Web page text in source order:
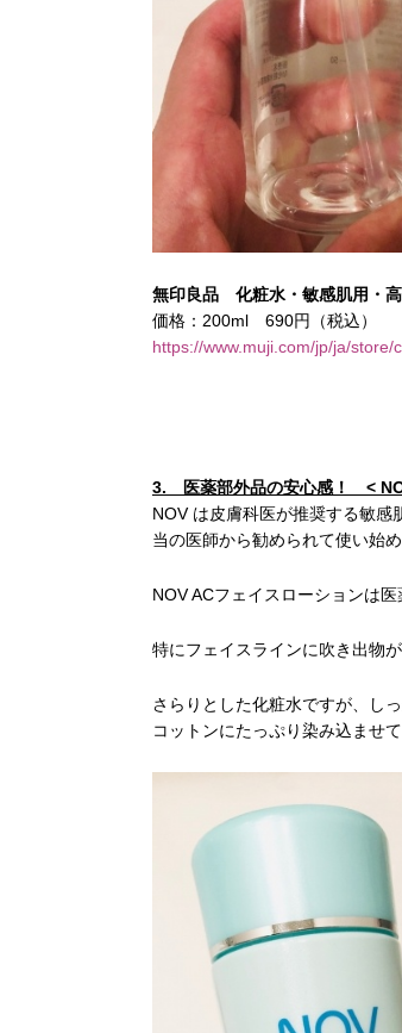
無印良品 化粧水・敏感肌用・
価格：200ml 690円（税込）
https://www.muji.com/jp/ja/store/
3. 医薬部外品の安心感！ <
NOV は皮膚科医が推奨する敏感
当の医師から勧められて使い始め
NOV ACフェイスローションは
特にフェイスラインに吹き出物
さらりとした化粧水ですが、し
コットンにたっぷり染み込ませ